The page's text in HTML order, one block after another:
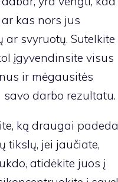
kas nors jus
ar svyruotų. Sutelkite
įgyvendinsite visus
ir mėgausitės
darbo rezultatu.
ką draugai padeda
tikslų, jei jaučiate,
atidėkite juos į